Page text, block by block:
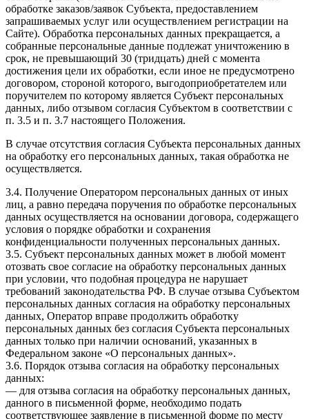
обработке заказов/заявок Субъекта, предоставлением
запрашиваемых услуг или осуществлением регистрации на
Сайте). Обработка персональных данных прекращается, а
собранные персональные данные подлежат уничтожению в
срок, не превышающий 30 (тридцать) дней с момента
достижения цели их обработки, если иное не предусмотрено
договором, стороной которого, выгодоприобретателем или
поручителем по которому является Субъект персональных
данных, либо отзывом согласия Субъектом в соответствии с
п. 3.5 и п. 3.7 настоящего Положения.
В случае отсутствия согласия Субъекта персональных данных
на обработку его персональных данных, такая обработка не
осуществляется.
3.4. Получение Оператором персональных данных от иных
лиц, а равно передача поручения по обработке персональных
данных осуществляется на основании договора, содержащего
условия о порядке обработки и сохранения
конфиденциальности полученных персональных данных.
3.5. Субъект персональных данных может в любой момент
отозвать свое согласие на обработку персональных данных
при условии, что подобная процедура не нарушает
требований законодательства РФ. В случае отзыва Субъектом
персональных данных согласия на обработку персональных
данных, Оператор вправе продолжить обработку
персональных данных без согласия Субъекта персональных
данных только при наличии оснований, указанных в
Федеральном законе «О персональных данных».
3.6. Порядок отзыва согласия на обработку персональных
данных:
— для отзыва согласия на обработку персональных данных,
данного в письменной форме, необходимо подать
соответствующее заявление в письменной форме по месту